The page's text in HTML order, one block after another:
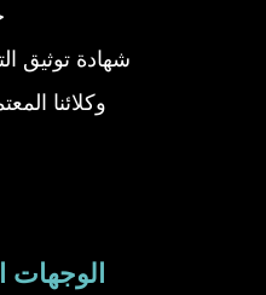
شهادة توثيق
وكلائنا
||